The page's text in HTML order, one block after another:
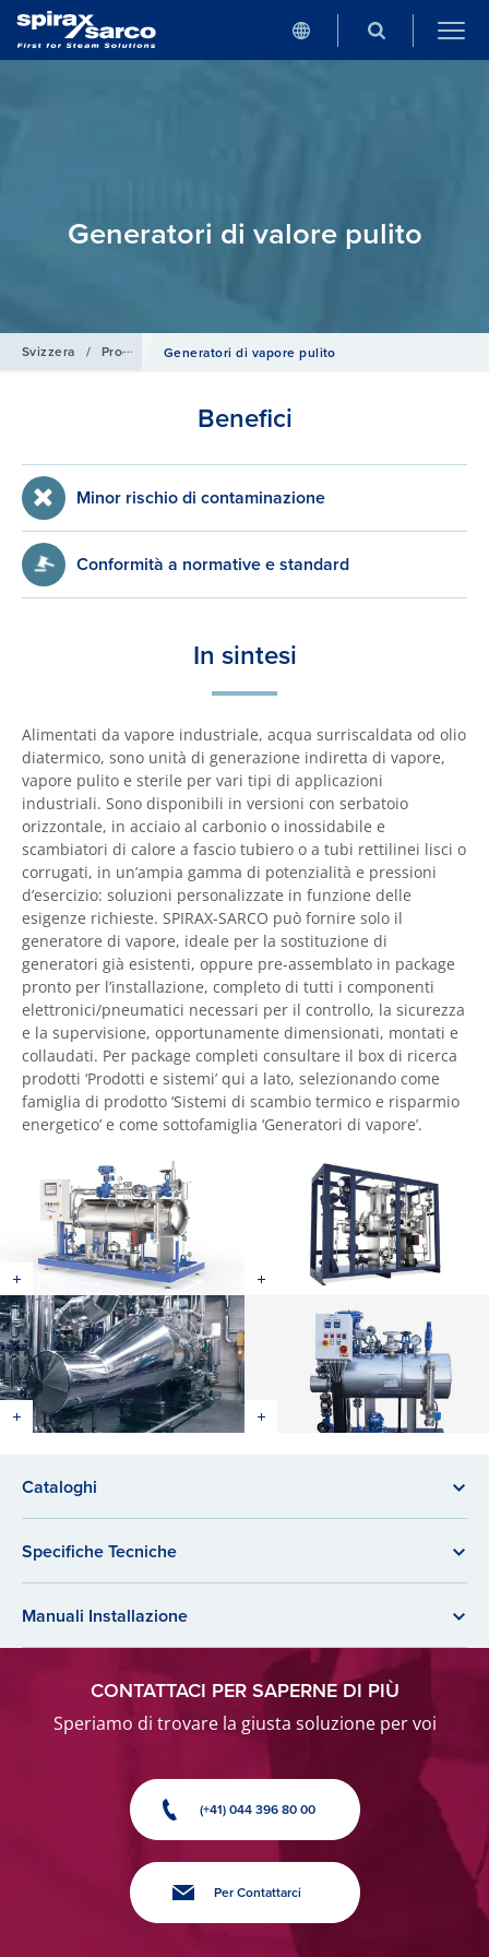
Generatori di valore pulito
Svizzera / Prodotti e Sistemi / Soluzioni di scambio termico
Generatori di vapore pulito
Benefici
Minor rischio di contaminazione
Conformità a normative e standard
In sintesi
Alimentati da vapore industriale, acqua surriscaldata od olio
diatermico, sono unità di generazione indiretta di vapore,
vapore pulito e sterile per vari tipi di applicazioni
industriali. Sono disponibili in versioni con serbatoio
orizzontale, in acciaio al carbonio o inossidabile e
scambiatori di calore a fascio tubiero o a tubi rettilinei lisci o
corrugati, in un’ampia gamma di potenzialità e pressioni
d’esercizio: soluzioni personalizzate in funzione delle
esigenze richieste. SPIRAX-SARCO può fornire solo il
generatore di vapore, ideale per la sostituzione di
generatori già esistenti, oppure pre-assemblato in package
pronto per l’installazione, completo di tutti i componenti
elettronici/pneumatici necessari per il controllo, la sicurezza
e la supervisione, opportunamente dimensionati, montati e
collaudati. Per package completi consultare il box di ricerca
prodotti ‘Prodotti e sistemi’ qui a lato, selezionando come
famiglia di prodotto ‘Sistemi di scambio termico e risparmio
energetico’ e come sottofamiglia ‘Generatori di vapore’.
Cataloghi
Specifiche Tecniche
Manuali Installazione
CONTATTACI PER SAPERNE DI PIÙ
Speriamo di trovare la giusta soluzione per voi
(+41) 044 396 80 00
Per Contattarci